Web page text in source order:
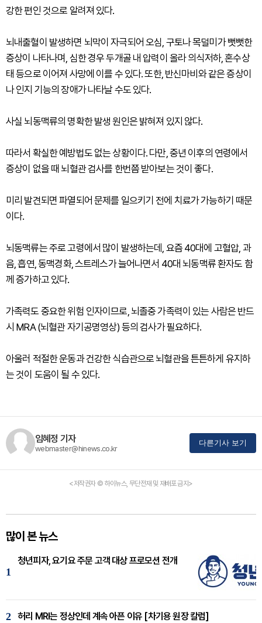
강한 편인 것으로 알려져 있다.
뇌내출혈이 발생하면 뇌막이 자극되어 오심, 구토나 목덜미가 뻣뻣한
증상이 나타나며, 심한 경우 두개골 내 압력이 올라 의식저하, 혼수상
태 등으로 이어져 사망에 이를 수 있다. 또한, 반신마비와 같은 증상이
나 인지 기능의 장애가 나타날 수도 있다.
사실 뇌동맥류의 명확한 발생 원인은 밝혀져 있지 않다.
따라서 확실한 예방법도 없는 상황이다. 다만, 중년 이후의 연령에서
증상이 없을 때 뇌혈관 검사를 한번쯤 받아보는 것이 좋다.
미리 발견되면 파열되어 문제를 일으키기 전에 치료가 가능하기 때문
이다.
뇌동맥류는 주로 고령에서 많이 발생하는데, 요즘 40대에 고혈압, 과
음, 흡연, 동맥경화, 스트레스가 늘어나면서 40대 뇌동맥류 환자도 함
께 증가하고 있다.
가족력도 중요한 위험 인자이므로, 뇌졸중 가족력이 있는 사람은 반드
시 MRA (뇌혈관 자기공명영상) 등의 검사가 필요하다.
아울러 적절한 운동과 건강한 식습관으로 뇌혈관을 튼튼하게 유지하
는 것이 도움이 될 수 있다.
임혜정 기자
webmaster@hinews.co.kr
다른기사 보기
<저작권자 © 하이뉴스, 무단전재 및 재배포 금지>
많이 본 뉴스
1
청년피자, 요기요 주문 고객 대상 프로모션 전개
2 허리 MRI는 정상인데 계속 아픈 이유 [차기용 원장 칼럼]